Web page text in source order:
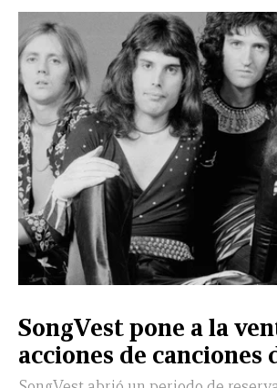
SongVest pone a la
acciones de canciones